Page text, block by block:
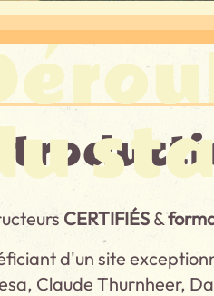
CERTIFIÉS &
d'un site
Claude Thurnheer,